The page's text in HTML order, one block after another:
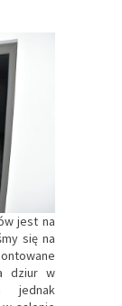
jest na
się na
dziur w
jednak